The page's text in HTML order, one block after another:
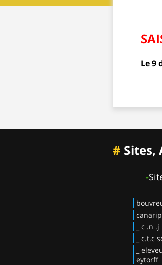
Le 9
# Sites,
-
_ c .n
_ c.t.c
_
eytorff